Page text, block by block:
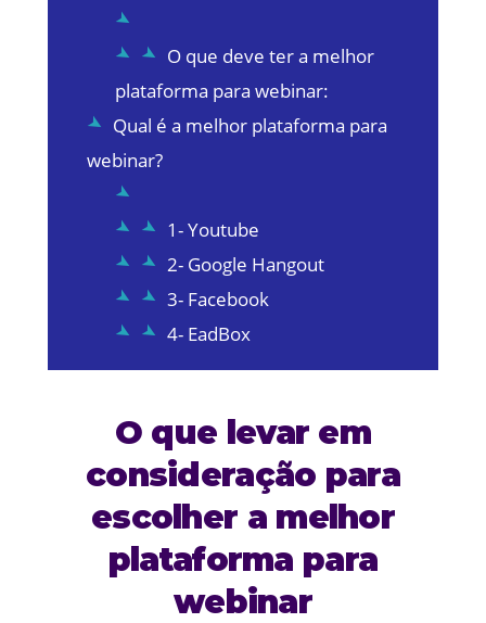
O que deve ter a melhor
plataforma para webinar:
Qual é a melhor plataforma para
webinar?
1- Youtube
2- Google Hangout
3- Facebook
4- EadBox
O que levar em
consideração para
escolher a melhor
plataforma para
webinar